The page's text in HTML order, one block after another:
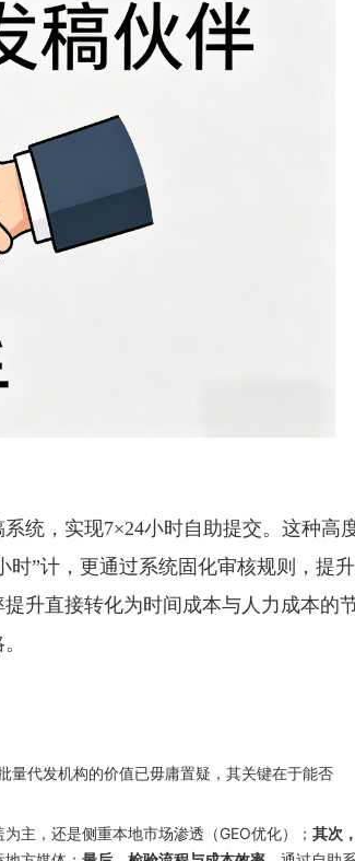
系统，实现7×24小时自助提交。这种高
时”计，更通过系统固化审核规则，提
升直接转化为时间成本与人力成本的
量代发机构的价值已毋庸置疑，其关键在于能否
为主，还是侧重本地市场渗透（GEO优化）； 其次